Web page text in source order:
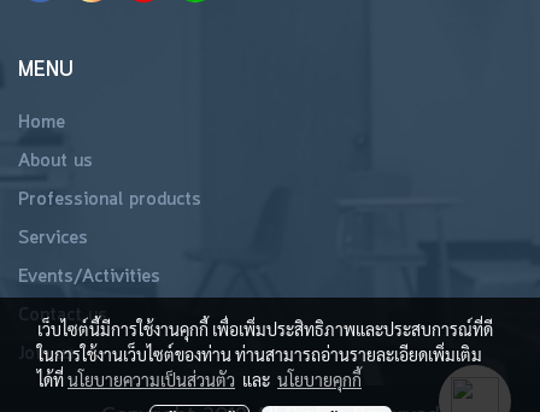
MENU
Home
About us
Professional products
Services
Events/Activities
Contact us
Join us
เว็บไซต์นี้มีการใช้งานคุกกี้ เพื่อเพิ่มประสิทธิภาพและประสบการณ์ที่ดี
ในการใช้งานเว็บไซต์ของท่าน ท่านสามารถอ่านรายละเอียดเพิ่มเติม
ได้ที่นโยบายความเป็นส่วนตัว และ นโยบายคุกกี้